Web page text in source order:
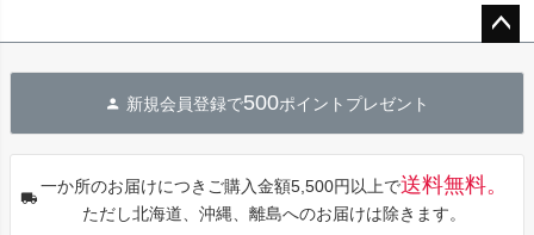
へ
新規会員登録で500ポイントプレゼント
一か所のお届けにつきご購入金額5,500円以上で送料無料。
ただし北海道、沖縄、離島へのお届けは除きます。